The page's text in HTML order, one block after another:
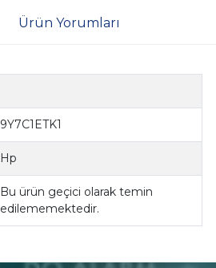
Ürün Yorumları
9Y7C1ETK1
Hp
Bu ürün geçici olarak temin
edilememektedir.